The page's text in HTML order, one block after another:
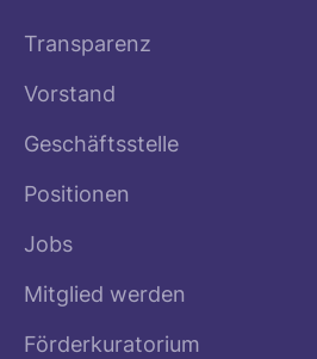
Transparenz
Vorstand
Geschäftsstelle
Positionen
Jobs
Mitglied werden
Förderkuratorium